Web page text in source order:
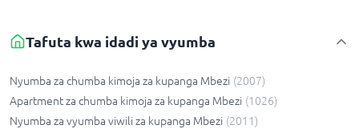
Tafuta kwa idadi ya vyumba
Nyumba za chumba kimoja za kupanga Mbezi (2007)
Apartment za chumba kimoja za kupanga Mbezi (1026)
Nyumba za vyumba viwili za kupanga Mbezi (2011)